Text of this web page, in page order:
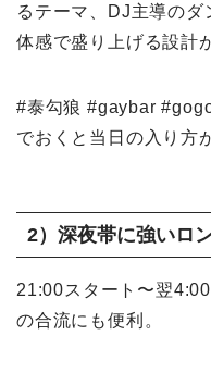
るテーマ、DJ主導の
体感で盛り上げる設計
#泰勾狼 #gaybar
でおくと当日の入り方
2）深夜帯に強いロ
21:00スタート〜翌
の合流にも便利。